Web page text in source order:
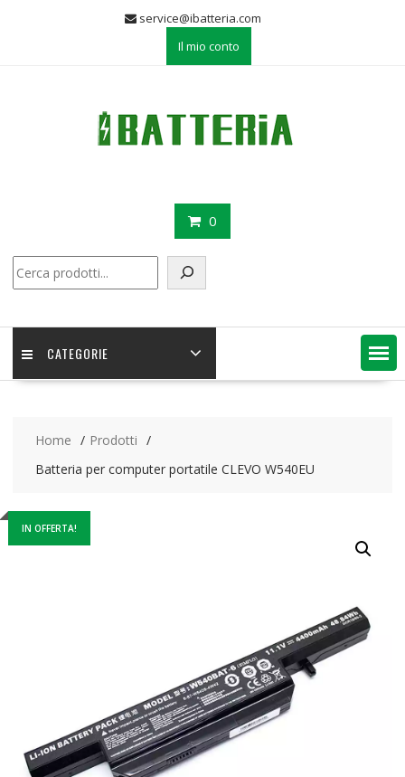
service@ibatteria.com
Il mio conto
0
CATEGORIE
Home
Prodotti
Batteria per computer portatile CLEVO W540EU
IN OFFERTA!